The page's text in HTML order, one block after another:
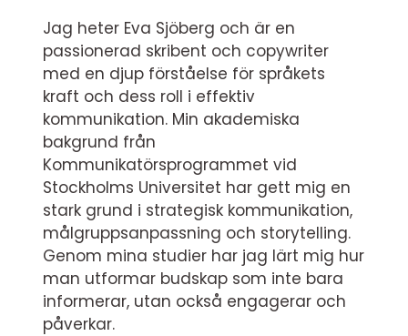
Jag heter Eva Sjöberg och är en
passionerad skribent och copywriter
med en djup förståelse för språkets
kraft och dess roll i effektiv
kommunikation. Min akademiska
bakgrund från
Kommunikatörsprogrammet vid
Stockholms Universitet har gett mig en
stark grund i strategisk kommunikation,
målgruppsanpassning och storytelling.
Genom mina studier har jag lärt mig hur
man utformar budskap som inte bara
informerar, utan också engagerar och
påverkar.